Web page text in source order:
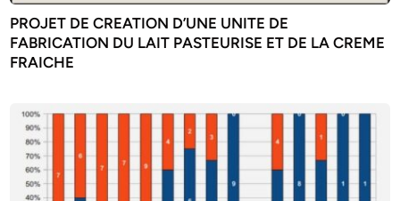
PROJET DE CREATION D’UNE UNITE DE
FABRICATION DU LAIT PASTEURISE ET DE LA CREME
FRAICHE